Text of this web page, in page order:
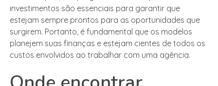
investimentos são essenciais para garantir que
estejam sempre prontos para as oportunidades que
surgirem. Portanto, é fundamental que os modelos
planejem suas finanças e estejam cientes de todos os
custos envolvidos ao trabalhar com uma agência.